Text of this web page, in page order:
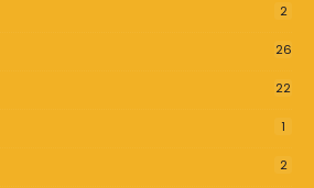
2
26
22
1
2